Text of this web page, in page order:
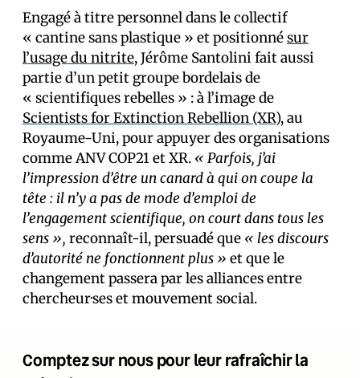
Engagé à titre personnel dans le collectif
« cantine sans plastique » et positionnésur
l’usage du nitrite, Jérôme Santolini fait aussi
partie d’un petit groupe bordelais de
« scientifiques rebelles » : à l’image de
Scientists for Extinction Rebellion (XR), au
Royaume-Uni, pour appuyer des organisations
comme ANV COP21 et XR. « Parfois, j’ai
l’impression d’être un canard à qui on coupe la
tête : il n’y a pas de mode d’emploi de
l’engagement scientifique, on court dans tous les
sens », reconnaît-il, persuadé que « les discours
d’autorité ne fonctionnent plus » et que le
changement passera par les alliances entre
chercheur·ses et mouvement social.
Comptez sur nous pour leur rafraîchir la